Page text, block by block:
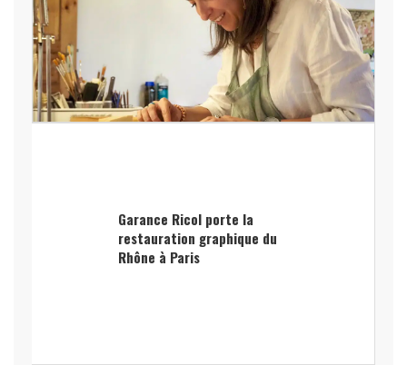
Garance Ricol porte la
restauration graphique du
Rhône à Paris